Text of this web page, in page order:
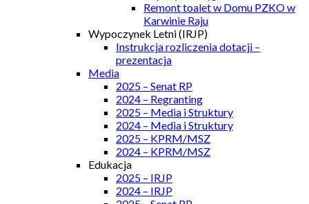
Remont toalet w Domu PZKO w
Karwinie Raju
Wypoczynek Letni (IRJP)
Instrukcja rozliczenia dotacji –
prezentacja
Media
2025 – Senat RP
2024 – Regranting
2025 – Media i Struktury
2024 – Media i Struktury
2025 – KPRM/MSZ
2024 – KPRM/MSZ
Edukacja
2025 – IRJP
2024 – IRJP